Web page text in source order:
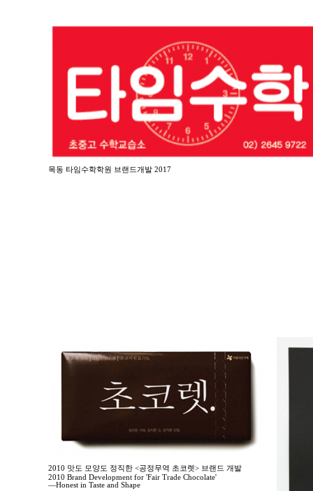
목동 타임수학학원 브랜드개발 2017
2010 맛도 모양도 정직한 <공정무역 초코렛> 브랜드 개발
2010 Brand Development for 'Fair Trade Chocolate'
—Honest in Taste and Shape